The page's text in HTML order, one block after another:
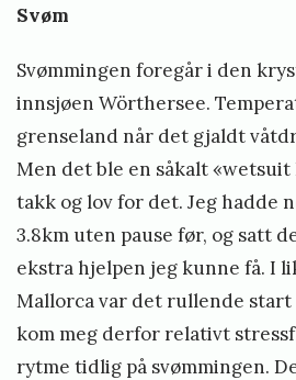
Svøm
Svømmingen foregår i den
innsjøen Wörthersee.
grenseland når det gjaldt
Men det ble en såkalt «wetsuit
takk og lov for det. Jeg hadde
3.8km uten pause før, og satt
ekstra hjelpen jeg kunne få. I
Mallorca var det rullende start
kom meg derfor relativt
rytme tidlig på svømmingen.